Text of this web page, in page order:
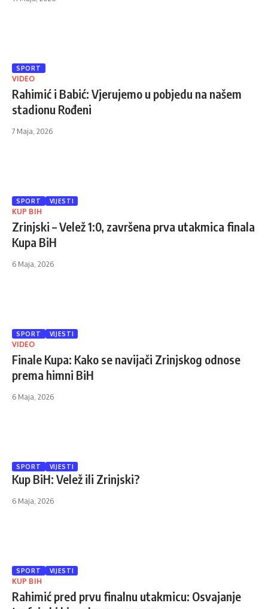
SPORT
VIDEO
Rahimić i Babić: Vjerujemo u pobjedu na našem
stadionu Rođeni
7 Maja, 2026
SPORT VIJESTI
KUP BIH
Zrinjski – Velež 1:0, završena prva utakmica finala
Kupa BiH
6 Maja, 2026
SPORT VIJESTI
VIDEO
Finale Kupa: Kako se navijači Zrinjskog odnose
prema himni BiH
6 Maja, 2026
SPORT VIJESTI
Kup BiH: Velež ili Zrinjski?
6 Maja, 2026
SPORT VIJESTI
KUP BIH
Rahimić pred prvu finalnu utakmicu: Osvajanje